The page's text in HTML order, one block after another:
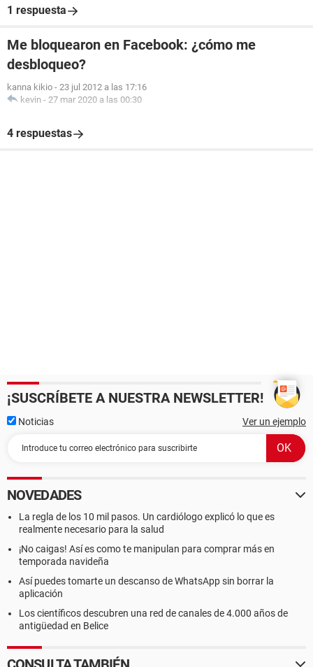
1 respuesta
Me bloquearon en Facebook: ¿cómo me
desbloqueo?
kanna kikio - 23 jul 2012 a las 17:16
kevin - 27 mar 2020 a las 00:30
4 respuestas
¡SUSCRÍBETE A NUESTRA NEWSLETTER!
Noticias Ver un ejemplo
NOVEDADES
La regla de los 10 mil pasos. Un cardiólogo explicó lo que es
realmente necesario para la salud
¡No caigas! Así es como te manipulan para comprar más en
temporada navideña
Así puedes tomarte un descanso de WhatsApp sin borrar la
aplicación
Los científicos descubren una red de canales de 4.000 años de
antigüedad en Belice